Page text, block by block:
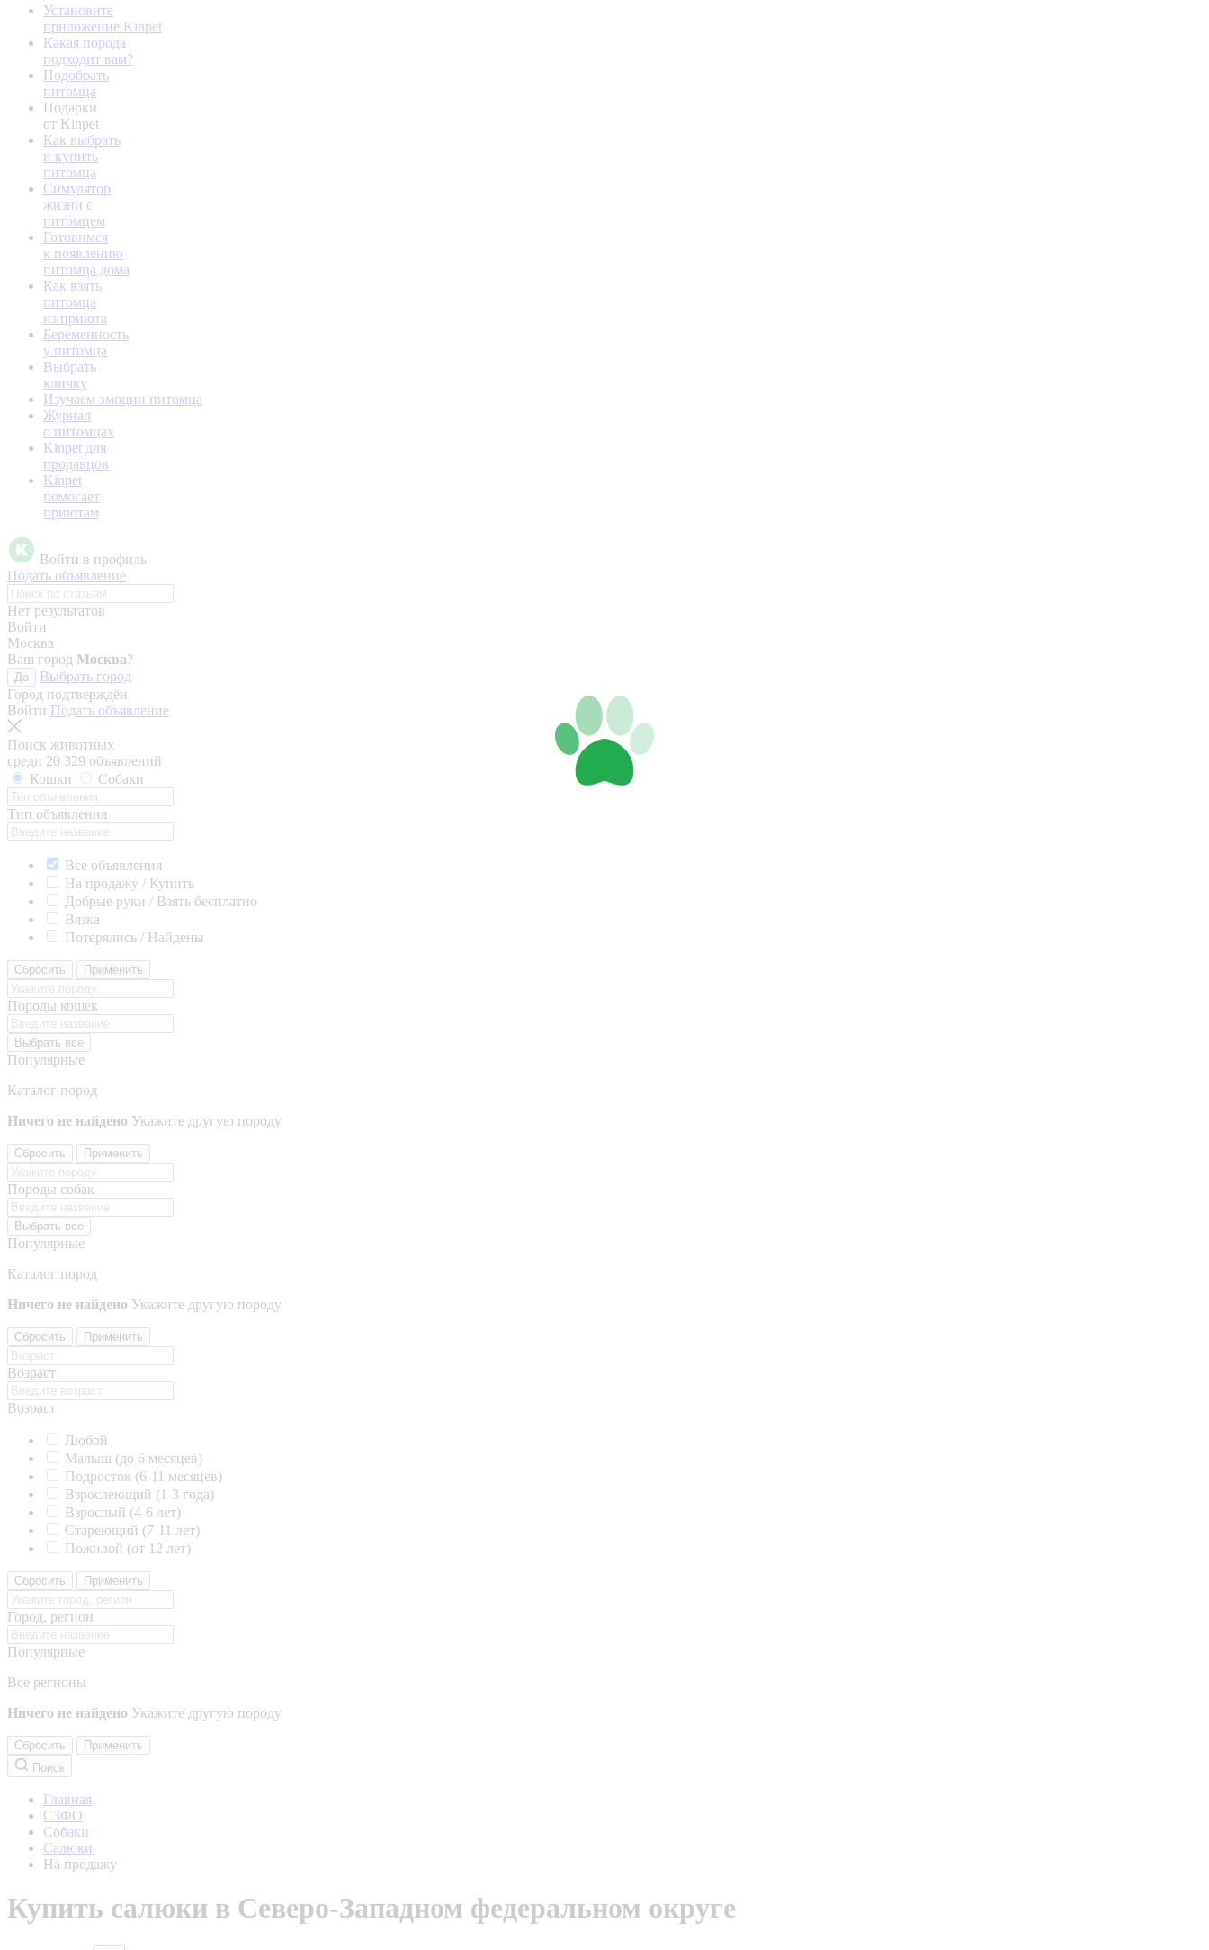
Установите
приложение Kinpet
Какая порода
подходит вам?
Подобрать
питомца
Подарки
от Kinpet
Как выбрать
и купить
питомца
Симулятор
жизни с
питомцем
Готовимся
к появлению
питомца дома
Как взять
питомца
из приюта
Беременность
у питомца
Выбрать
кличку
Изучаем эмоции питомца
Журнал
о питомцах
Kinpet для
продавцов
Kinpet
помогает
приютам
Войти в профиль
Подать объявление
Нет результатов
Войти
Москва
Ваш город Москва?
Да
Выбрать город
Город подтверждён
Войти Подать объявление
Поиск животных
среди 20 329 объявлений
Кошки
Собаки
Тип объявления
Все объявления
На продажу / Купить
Добрые руки / Взять бесплатно
Вязка
Потерялись / Найдены
Сбросить Применить
Породы кошек
Выбрать все
Популярные
Каталог пород
Ничего не найдено Укажите другую породу
Сбросить Применить
Породы собак
Выбрать все
Популярные
Каталог пород
Ничего не найдено Укажите другую породу
Сбросить Применить
Возраст
Возраст
Любой
Малыш (до 6 месяцев)
Подросток (6-11 месяцев)
Взрослеющий (1-3 года)
Взрослый (4-6 лет)
Стареющий (7-11 лет)
Пожилой (от 12 лет)
Сбросить Применить
Город, регион
Популярные
Все регионы
Ничего не найдено Укажите другую породу
Сбросить
Применить
Поиск
Главная
СЗФО
Собаки
Салюки
На продажу
Купить салюки в Северо-Западном федеральном округе